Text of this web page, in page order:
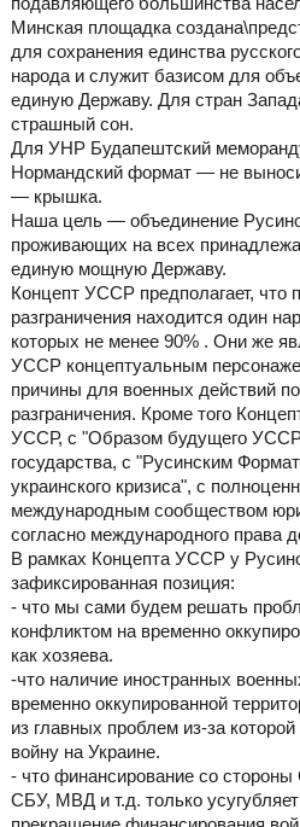
Минская площадка
для сохранения единства
народа и служит базисом для
единую Державу. Для стран
страшный сон.
Для УНР Будапештский
Нормандский формат — не
— крышка.
Наша цель — объединение
проживающих на всех
единую мощную Державу.
Концепт УССР предполагает, что
разграничения находится один
которых не менее 90% . Они же
УССР концептуальным
причины для военных действий
разграничения. Кроме того
УССР, с "Образом будущего
государства, с "Русинским
украинского кризиса", с
международным сообществом
согласно международного права
В рамках Концепта УССР у
зафиксированная позиция:
- что мы сами будем решать
конфликтом на временно
как хозяева.
-что наличие иностранных
временно оккупированной
из главных проблем из-за
войну на Украине.
- что финансирование со
СБУ, МВД и т.д. только